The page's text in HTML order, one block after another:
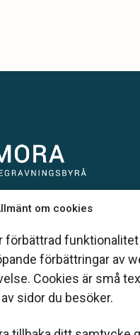
om cookies
förbättrad
förbättringar av
Cookies är små
sidor du besöker.
är en del av Klarahill.
Sveriges
Det personliga är centralt för
och när vi utformar
personliga begravningar.